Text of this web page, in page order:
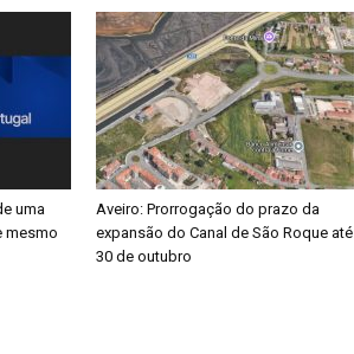
uma
mesmo
Aveiro: Prorrogação do prazo da
expansão do Canal de São Roque até
30 de outubro